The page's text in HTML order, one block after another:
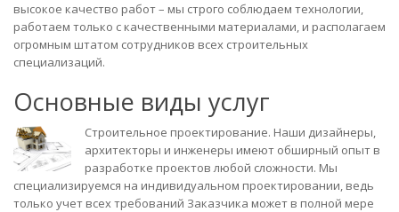
высокое качество работ – мы строго соблюдаем технологии,
работаем только с качественными материалами, и располагаем
огромным штатом сотрудников всех строительных
специализаций.
Основные виды услуг
Строительное проектирование. Наши дизайнеры,
архитекторы и инженеры имеют обширный опыт в
разработке проектов любой сложности. Мы
специализируемся на индивидуальном проектировании, ведь
только учет всех требований Заказчика может в полной мере